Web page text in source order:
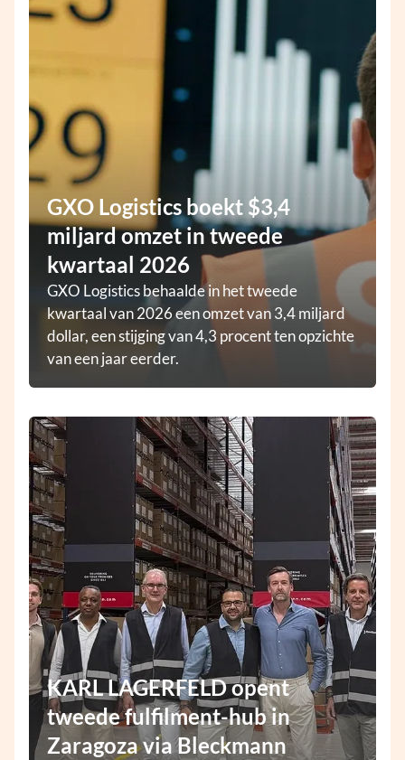
GXO Logistics boekt $3,4
miljard omzet in tweede
kwartaal 2026
GXO Logistics behaalde in het tweede
kwartaal van 2026 een omzet van 3,4 miljard
dollar, een stijging van 4,3 procent ten opzichte
van een jaar eerder.
KARL LAGERFELD opent
tweede fulfilment-hub in
Zaragoza via Bleckmann